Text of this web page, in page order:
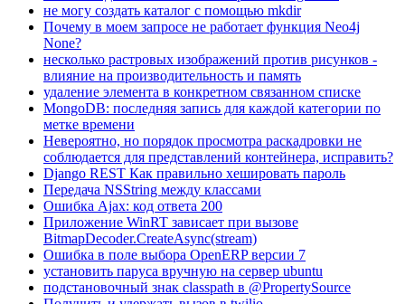
не могу создать каталог с помощью mkdir
Почему в моем запросе не работает функция Neo4j
None?
несколько растровых изображений против рисунков -
влияние на производительность и память
удаление элемента в конкретном связанном списке
MongoDB: последняя запись для каждой категории по
метке времени
Невероятно, но порядок просмотра раскадровки не
соблюдается для представлений контейнера, исправить?
Django REST Как правильно хешировать пароль
Передача NSString между классами
Ошибка Ajax: код ответа 200
Приложение WinRT зависает при вызове
BitmapDecoder.CreateAsync(stream)
Ошибка в поле выбора OpenERP версии 7
установить паруса вручную на сервер ubuntu
подстановочный знак classpath в @PropertySource